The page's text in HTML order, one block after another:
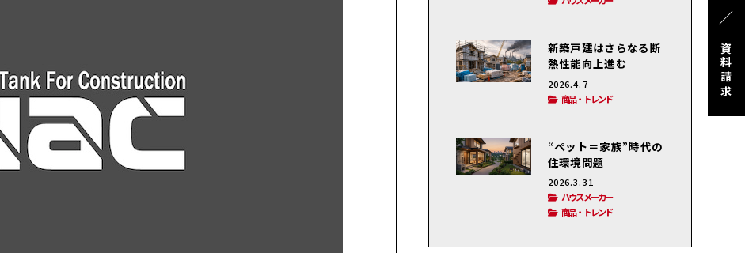
／
資料請求
新築戸建はさらなる断
熱性能向上進む
2026.4.7
商品・トレンド
“ペット＝家族”時代の
住環境問題
2026.3.31
ハウスメーカー
商品・トレンド